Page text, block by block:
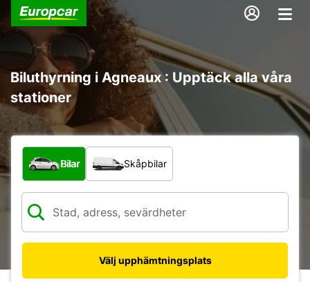
Biluthyrning i Agneaux : Upptäck alla våra
stationer
Vilken typ av fordon?
Bilar Skåpbilar
Välj upphämtningsplats